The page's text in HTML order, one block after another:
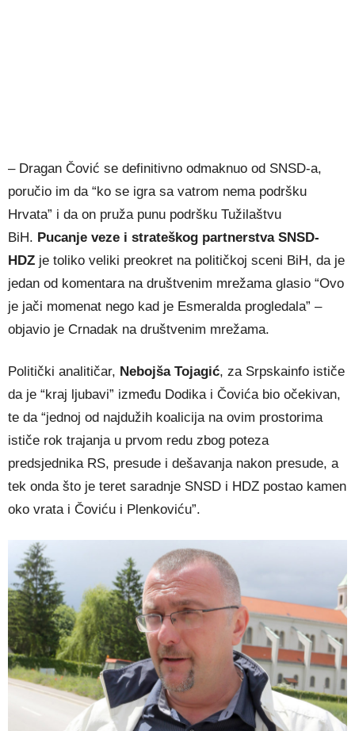
– Dragan Čović se definitivno odmaknuo od SNSD-a,
poručio im da “ko se igra sa vatrom nema podršku
Hrvata” i da on pruža punu podršku Tužilaštvu
BiH. Pucanje veze i strateškog partnerstva SNSD-
HDZ je toliko veliki preokret na političkoj sceni BiH, da je
jedan od komentara na društvenim mrežama glasio “Ovo
je jači momenat nego kad je Esmeralda progledala” –
objavio je Crnadak na društvenim mrežama.
Politički analitičar, Nebojša Tojagić, za Srpskainfo ističe
da je “kraj ljubavi” između Dodika i Čovića bio očekivan,
te da “jednoj od najdužih koalicija na ovim prostorima
ističe rok trajanja u prvom redu zbog poteza
predsjednika RS, presude i dešavanja nakon presude, a
tek onda što je teret saradnje SNSD i HDZ postao kamen
oko vrata i Čoviću i Plenkoviću”.